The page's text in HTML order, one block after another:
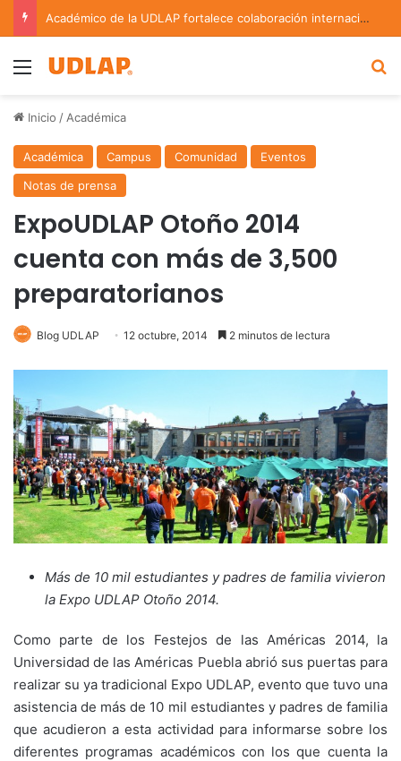
Académico de la UDLAP fortalece colaboración internacional con estancia de investigación en Argentina
Menu
Inicio / Académica
Académica Campus Comunidad
Eventos
Notas de prensa
ExpoUDLAP Otoño 2014
cuenta con más de 3,500
preparatorianos
Blog UDLAP 12 octubre, 2014 2 minutos de lectura
Más de 10 mil estudiantes y padres de familia vivieron
la Expo UDLAP Otoño 2014.
Como parte de los Festejos de las Américas 2014, la
Universidad de las Américas Puebla abrió sus puertas para
realizar su ya tradicional Expo UDLAP, evento que tuvo una
asistencia de más de 10 mil estudiantes y padres de familia
que acudieron a esta actividad para informarse sobre los
diferentes programas académicos con los que cuenta la